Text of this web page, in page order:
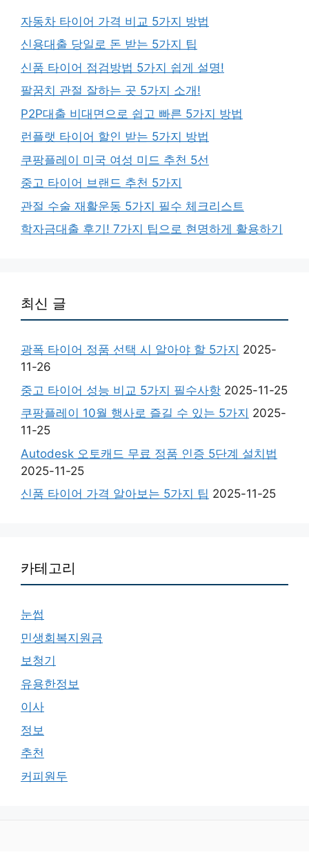
자동차 타이어 가격 비교 5가지 방법
신용대출 당일로 돈 받는 5가지 팁
신품 타이어 점검방법 5가지 쉽게 설명!
팔꿈치 관절 잘하는 곳 5가지 소개!
P2P대출 비대면으로 쉽고 빠른 5가지 방법
런플랫 타이어 할인 받는 5가지 방법
쿠팡플레이 미국 여성 미드 추천 5선
중고 타이어 브랜드 추천 5가지
관절 수술 재활운동 5가지 필수 체크리스트
학자금대출 후기! 7가지 팁으로 현명하게 활용하기
최신 글
광폭 타이어 정품 선택 시 알아야 할 5가지 2025-
11-26
중고 타이어 성능 비교 5가지 필수사항 2025-11-25
쿠팡플레이 10월 행사로 즐길 수 있는 5가지 2025-
11-25
Autodesk 오토캐드 무료 정품 인증 5단계 설치법
2025-11-25
신품 타이어 가격 알아보는 5가지 팁 2025-11-25
카테고리
눈썹
민생회복지원금
보청기
유용한정보
이사
정보
추천
커피원두